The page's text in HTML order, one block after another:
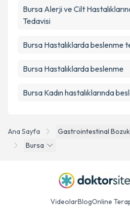
Ana Sayfa
Gastrointestinal
Bursa
Bursa Alerji ve Cilt
Tedavisi
Bursa Hastalıklarda beslenme
Bursa Hastalıklarda beslenme
Bursa Kadın hastalıklarında
VideolarBlogOnline